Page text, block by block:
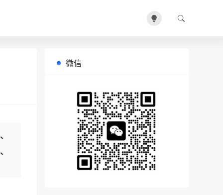
微信